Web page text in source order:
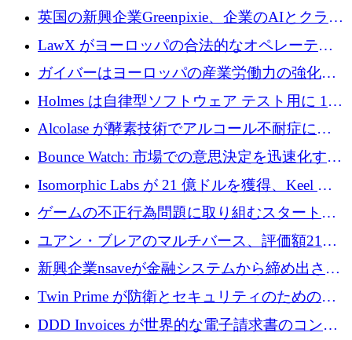
レイヤー」オペレーティング システムを構築
するシリーズ B で 4,000 万ドルを調達
英国の新興企業Greenpixie、企業のAIとクラウ
ドのエネルギー無駄を削減するために470万ポ
ンドを調達
LawX がヨーロッパの合法的なオペレーティ
ング システムを構築するために 750 万ユーロ
を調達
ガイバーはヨーロッパの産業労働力の強化に
貢献するために 140 万ユーロを獲得
Holmes は自律型ソフトウェア テスト用に 110
万ユーロのプレシードを提供して開始
Alcolase が酵素技術でアルコール不耐症に取
り組むために 150 万ユーロを調達
Bounce Watch: 市場での意思決定を迅速化する
ためのインテリジェンス層を構築する
Isomorphic Labs が 21 億ドルを獲得、Keel の
ネオバンク後の軸、ポーランドのソフトウェ
ア進化
ゲームの不正行為問題に取り組むスタートア
ップを紹介する
ユアン・ブレアのマルチバース、評価額21億
ドルで7,000万ドルを調達
新興企業nsaveが金融システムから締め出され
たシリア人に国際銀行アクセスをもたらす
Twin Prime が防衛とセキュリティのためのフ
ロンティア AI モデルを構築するために 1,000
DDD Invoices が世界的な電子請求書のコンプ